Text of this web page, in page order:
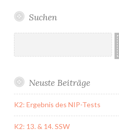
Suchen
Neuste Beiträge
K2: Ergebnis des NIP-Tests
K2: 13. & 14. SSW